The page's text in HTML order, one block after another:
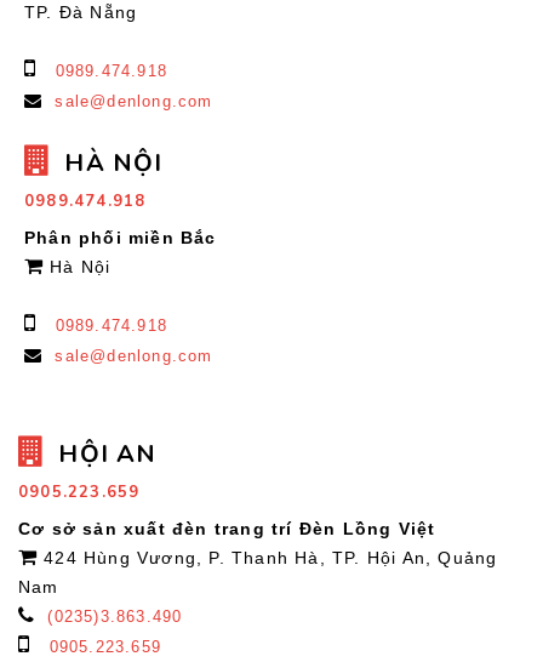
TP. Đà Nẵng
0989.474.918
sale@denlong.com
HÀ NỘI
0989.474.918
Phân phối miền Bắc
Hà Nội
0989.474.918
sale@denlong.com
HỘI AN
0905.223.659
Cơ sở sản xuất đèn trang trí Đèn Lồng Việt
424 Hùng Vương, P. Thanh Hà, TP. Hội An, Quảng
Nam
(0235)3.863.490
0905.223.659